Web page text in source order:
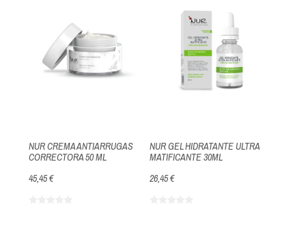
NUR CREMA ANTIARRUGAS
CORRECTORA 50 ML
45,45 €
NUR GEL HIDRATANTE ULTRA
MATIFICANTE 30ML
26,45 €